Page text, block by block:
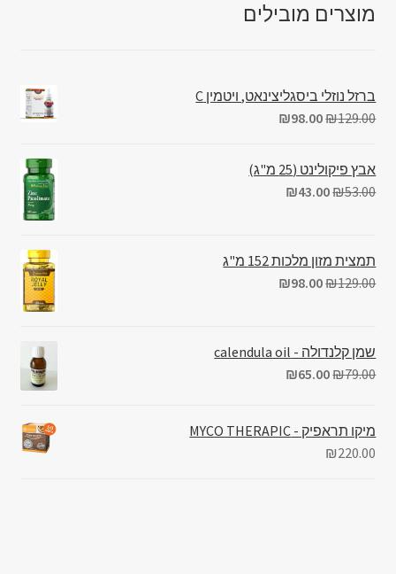
מוצרים מובילים
ברזל נוזלי ביסגליצינאט, ויטמין C
₪129.00
₪98.00
אבץ פיקולינט (25 מ"ג)
₪53.00
₪43.00
תמצית מזון מלכות 152 מ"ג
₪129.00
₪98.00
שמן קלנדולה - calendula oil
₪79.00
₪65.00
מיקו תראפיק - MYCO THERAPIC
₪220.00